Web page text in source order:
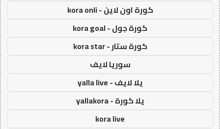
كورة اون لاين - kora onli
كورة جول - kora goal
كورة ستار - kora star
سوريا لايف
يلا لايف - yalla live
يلا كورة - yallakora
kora live